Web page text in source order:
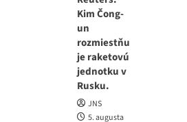
Kim Čong-
un
rozmiestňu
je raketovú
jednotku v
Rusku.
JNS
5. augusta